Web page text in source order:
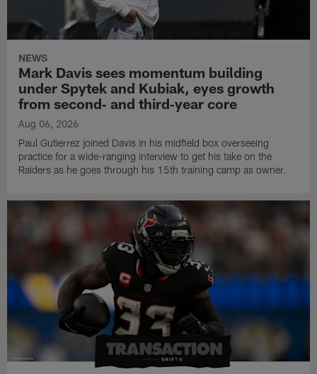
NEWS
Mark Davis sees momentum building
under Spytek and Kubiak, eyes growth
from second‑ and third‑year core
Aug 06, 2026
Paul Gutierrez joined Davis in his midfield box overseeing
practice for a wide-ranging interview to get his take on the
Raiders as he goes through his 15th training camp as owner.